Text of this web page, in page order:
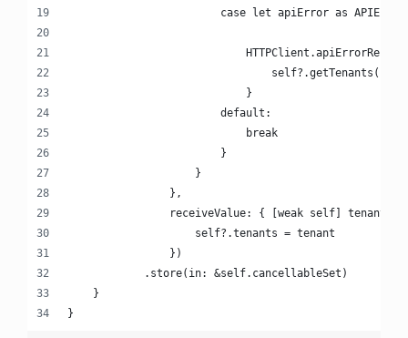
case let apiError as
                                self?.getTenants()
                            }
                        default:
                            break
                        }
                    }
                },
                receiveValue: { [weak self] tenant in
                    self?.tenants = tenant
                })
            .store(in: &self.cancellableSet)
    }
}